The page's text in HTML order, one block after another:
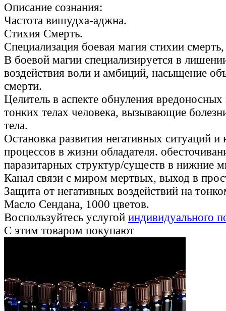
Описание сознания:
Частота вишудха-аджна.
Стихия Смерть.
Специализация боевая магия стихии
В боевой магии специализируется в
воздействия воли и амбиций, насыщение
смерти.
Целитель в аспекте обнуления
тонких телах человека, вызывающие
тела.
Остановка развития негативных ситуаций и
процессов в жизни обладателя.
паразитарных структур/существ в нижние
Канал связи с миром мертвых, выход в
Защита от негативных воздействий на
Масло Сендана, 1000 цветов.
Воспользуйтесь услугой индивидуального
С этим товаром покупают